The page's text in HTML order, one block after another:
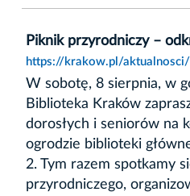
Piknik przyrodniczy –
https://krakow.pl/
W sobotę, 8 sierpnia, w
Biblioteka Kraków
dorosłych i seniorów na
ogrodzie biblioteki
2. Tym razem spotkamy
przyrodniczego,